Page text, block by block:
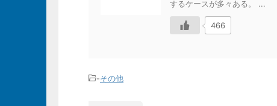
するケースが多々ある。 ...
466
-その他